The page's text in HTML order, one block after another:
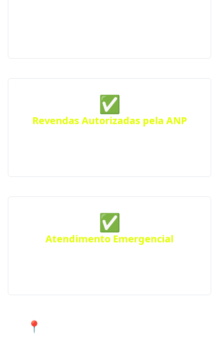
✅
Revendas Autorizadas pela ANP
✅
Atendimento Emergencial
📍 Atendimento 24 horas nos